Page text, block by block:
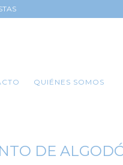
QUIÉNES SOMOS
DE